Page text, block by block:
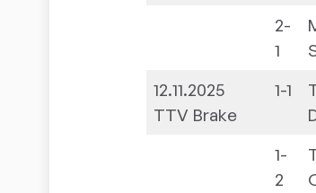
2-
1
12.11.2025
TTV Brake
1-1
1-
2